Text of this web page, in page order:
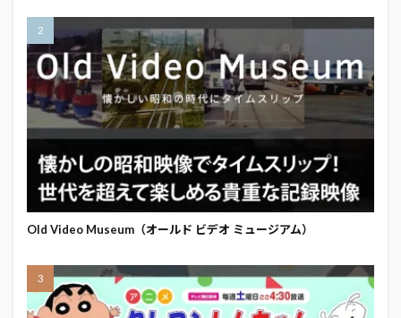
Old Video Museum（オールド ビデオ ミュージアム）